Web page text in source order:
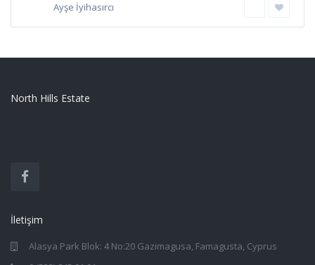
Ayşe İyihasırcı
North Hills Estate
İletişim
Alasya Park Blok: 4 No:20 Gazimagusa, Famagusta, Cyprus